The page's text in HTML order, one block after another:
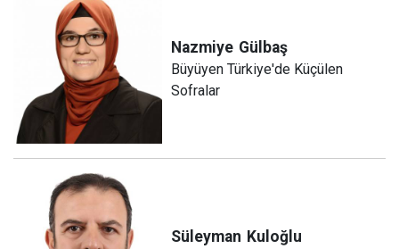
Nazmiye Gülbaş
Büyüyen Türkiye'de Küçülen
Sofralar
Süleyman Kuloğlu